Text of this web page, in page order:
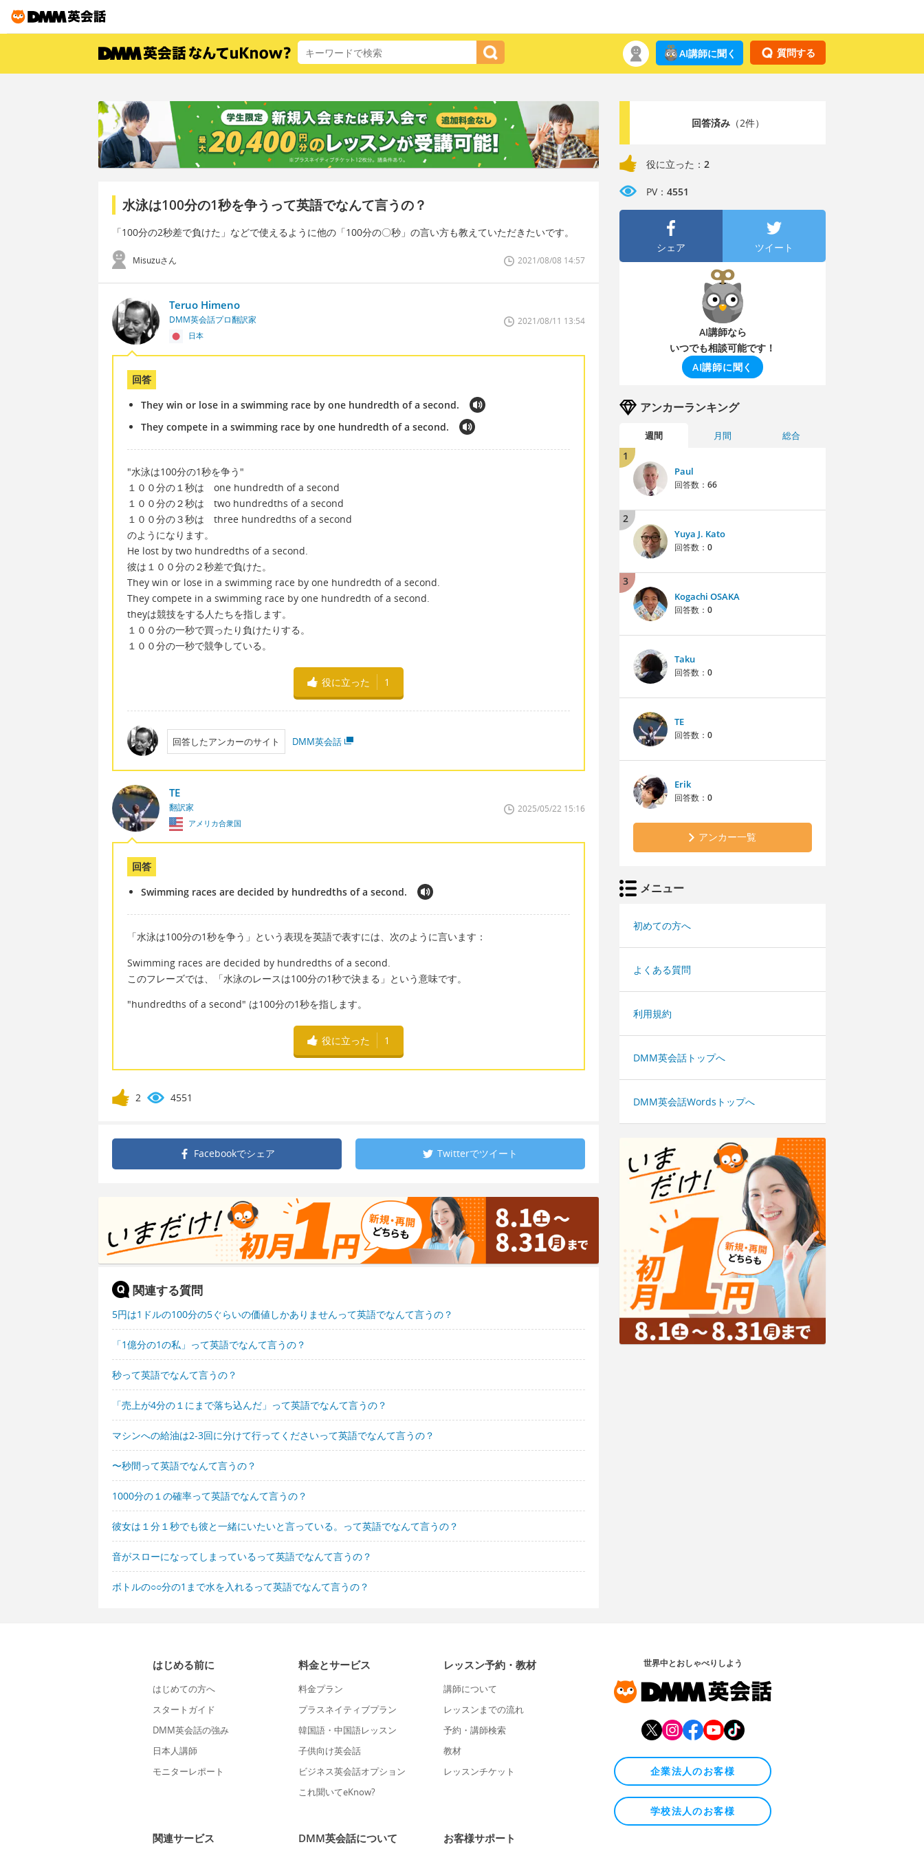
質問する
AI講師に聞く
水泳は100分の1秒を争うって英語でなんて言うの？
「100分の2秒差で負けた」などで使えるように他の「100分の〇秒」の言い方も教えていただきたいです。
Misuzuさん 2021/08/08 14:57
Teruo Himeno
DMM英会話プロ翻訳家
日本
2021/08/11 13:54
回答
They win or lose in a swimming race by one hundredth of a second.
They compete in a swimming race by one hundredth of a second.
"水泳は100分の1秒を争う"
１００分の１秒は one hundredth of a second
１００分の２秒は two hundredths of a second
１００分の３秒は three hundredths of a second
のようになります。
He lost by two hundredths of a second.
彼は１００分の２秒差で負けた。
They win or lose in a swimming race by one hundredth of a second.
They compete in a swimming race by one hundredth of a second.
theyは競技をする人たちを指します。
１００分の一秒で買ったり負けたりする。
１００分の一秒で競争している。
役に立った 1
回答したアンカーのサイト DMM英会話
TE
翻訳家
アメリカ合衆国
2025/05/22 15:16
回答
Swimming races are decided by hundredths of a second.
「水泳は100分の1秒を争う」という表現を英語で表すには、次のように言います：
Swimming races are decided by hundredths of a second.
このフレーズでは、「水泳のレースは100分の1秒で決まる」という意味です。
"hundredths of a second" は100分の1秒を指します。
役に立った 1
2 4551
Facebookでシェア Twitterでツイート
関連する質問
5円は1ドルの100分の5ぐらいの価値しかありませんって英語でなんて言うの？
「1億分の1の私」って英語でなんて言うの？
秒って英語でなんて言うの？
「売上が4分の１にまで落ち込んだ」って英語でなんて言うの？
マシンへの給油は2-3回に分けて行ってくださいって英語でなんて言うの？
〜秒間って英語でなんて言うの？
1000分の１の確率って英語でなんて言うの？
彼女は１分１秒でも彼と一緒にいたいと言っている。って英語でなんて言うの？
音がスローになってしまっているって英語でなんて言うの？
ボトルの○○分の1まで水を入れるって英語でなんて言うの？
回答済み（2件）
役に立った： 2
PV： 4551
シェア ツイート
AI講師なら
いつでも相談可能です！
AI講師に聞く
アンカーランキング
週間 月間 総合
1
Paul
回答数： 66
2
Yuya J. Kato
回答数： 0
3
Kogachi OSAKA
回答数： 0
Taku
回答数： 0
TE
回答数： 0
Erik
回答数： 0
アンカー一覧
メニュー
初めての方へ
よくある質問
利用規約
DMM英会話トップへ
DMM英会話Wordsトップへ
はじめる前に
はじめての方へ
スタートガイド
DMM英会話の強み
日本人講師
モニターレポート
料金とサービス
料金プラン
プラスネイティブプラン
韓国語・中国語レッスン
子供向け英会話
ビジネス英会話オプション
これ聞いてeKnow?
レッスン予約・教材
講師について
レッスンまでの流れ
予約・講師検索
教材
レッスンチケット
関連サービス DMM英会話について お客様サポート
世界中とおしゃべりしよう
企業法人のお客様
学校法人のお客様